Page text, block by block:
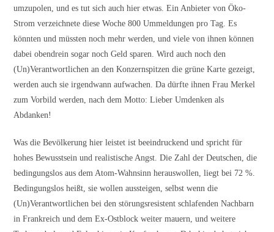
umzupolen, und es tut sich auch hier etwas. Ein Anbieter von Öko-
Strom verzeichnete diese Woche 800 Ummeldungen pro Tag. Es
könnten und müssten noch mehr werden, und viele von ihnen können
dabei obendrein sogar noch Geld sparen. Wird auch noch den
(Un)Verantwortlichen an den Konzernspitzen die grüne Karte gezeigt,
werden auch sie irgendwann aufwachen. Da dürfte ihnen Frau Merkel
zum Vorbild werden, nach dem Motto: Lieber Umdenken als
Abdanken!
Was die Bevölkerung hier leistet ist beeindruckend und spricht für
hohes Bewusstsein und realistische Angst. Die Zahl der Deutschen, die
bedingungslos aus dem Atom-Wahnsinn herauswollen, liegt bei 72 %.
Bedingungslos heißt, sie wollen aussteigen, selbst wenn die
(Un)Verantwortlichen bei den störungsresistent schlafenden Nachbarn
in Frankreich und dem Ex-Ostblock weiter mauern, und weitere